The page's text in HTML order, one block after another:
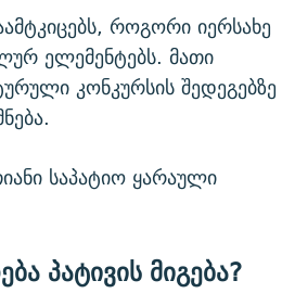
როგორი იერსახე
ელემენტებს. მათი
კონკურსის შედეგებზე
საპატიო ყარაული
პატივის მიგება?